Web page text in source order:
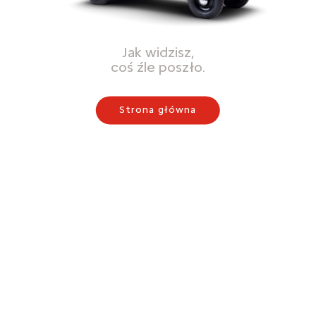
Jak widzisz,
coś źle poszło.
Strona główna